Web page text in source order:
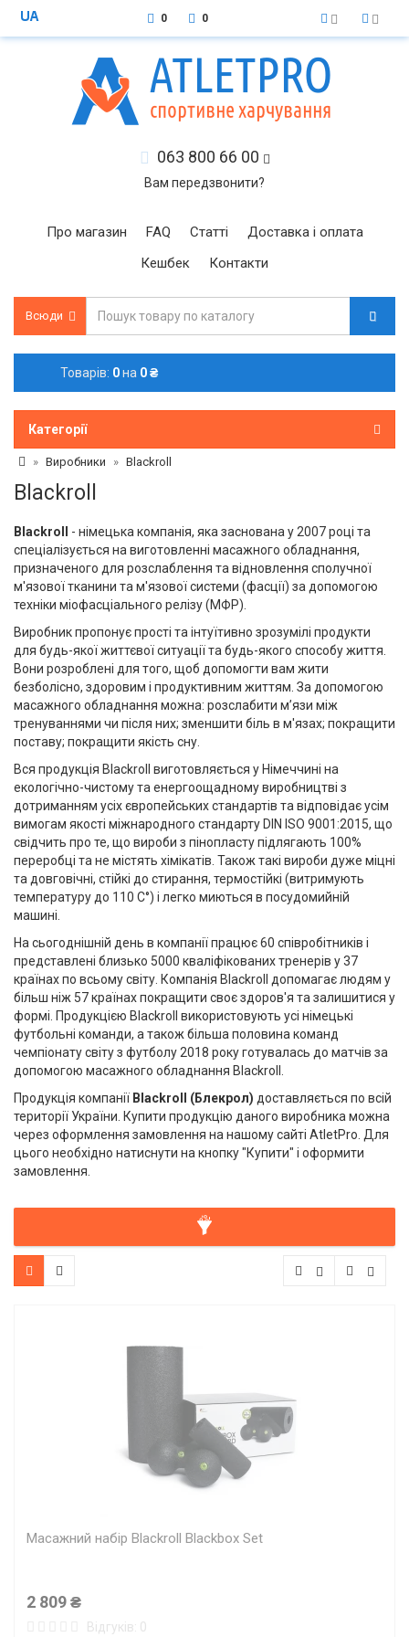
0 0
063 800 66 00
Вам передзвонити?
Про магазин FAQ Статті
Доставка і оплата
Кешбек
Контакти
Всюди
Товарів: 0на 0 ₴
Категорії
Виробники Blackroll
Blackroll
Blackroll
- німецька компанія, яка заснована у 2007 році та
спеціалізується на виготовленні масажного обладнання,
призначеного для розслаблення та відновлення сполучної
м'язової тканини та м'язової системи (фасції) за допомогою
техніки міофасціального релізу (МФР).
Виробник пропонує прості та інтуїтивно зрозумілі продукти
для будь-якої життєвої ситуації та будь-якого способу життя.
Вони розроблені для того, щоб допомогти вам жити
безболісно, ​​здоровим і продуктивним життям. За допомогою
масажного обладнання можна: розслабити м’язи між
тренуваннями чи після них; зменшити біль в м'язах; покращити
поставу; покращити якість сну.
Вся продукція Blackroll виготовляється у Німеччині на
екологічно-чистому та енергоощадному виробництві з
дотриманням усіх європейських стандартів та відповідає усім
вимогам якості міжнародного стандарту DIN ISO 9001:2015, що
свідчить про те, що вироби з пінопласту підлягають 100%
переробці та не містять хімікатів. Також такі вироби дуже міцні
та довговічні, стійкі до стирання, термостійкі (витримують
температуру до 110 С°) і легко миються в посудомийній
машині.
На сьогоднішній день в компанії працює 60 співробітників і
представлені близько 5000 кваліфікованих тренерів у 37
країнах по всьому світу. Компанія Blackroll допомагає людям у
більш ніж 57 країнах покращити своє здоров'я та залишитися у
формі. Продукцією Blackroll використовують усі німецькі
футбольні команди, а також більша половина команд
чемпіонату світу з футболу 2018 року готувалась до матчів за
допомогою масажного обладнання Blackroll.
Продукція компанії Blackroll (Блекрол) доставляється по всій
території України. Купити продукцію даного виробника можна
через оформлення замовлення на нашому сайті AtletPro . Для
цього необхідно натиснути на кнопку "Купити" і оформити
замовлення.
Масажний набір Blackroll Blackbox Set
2 809 ₴
Відгуків: 0